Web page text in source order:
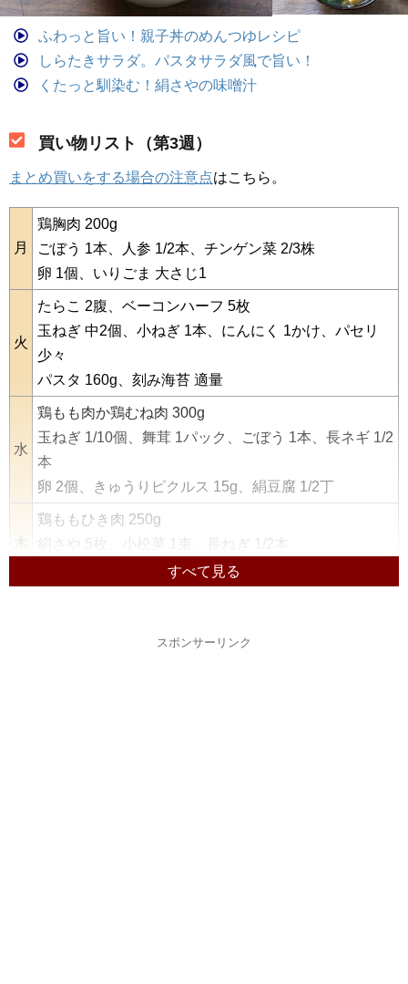
ふわっと旨い！親子丼のめんつゆレシピ
しらたきサラダ。パスタサラダ風で旨い！
くたっと馴染む！絹さやの味噌汁
買い物リスト（第3週）
まとめ買いをする場合の注意点はこちら。
月
鶏胸肉 200g
ごぼう 1本、人参 1/2本、チンゲン菜 2/3株
卵 1個、いりごま 大さじ1
火
たらこ 2腹、ベーコンハーフ 5枚
玉ねぎ 中2個、小ねぎ 1本、にんにく 1かけ、パセリ
少々
パスタ 160g、刻み海苔 適量
水
鶏もも肉か鶏むね肉 300g
玉ねぎ 1/10個、舞茸 1パック、ごぼう 1本、長ネギ 1/2
本
卵 2個、きゅうりピクルス 15g、絹豆腐 1/2丁
鶏ももひき肉 250g
絹さや 5枚、小松菜 1束、長ねぎ 1/2本
卵 2個、木綿豆腐 1/2丁、鰹節 少々、ご飯 2人分
ン 1袋、しめじ 1袋、生姜 1かけ
スポンサーリンク